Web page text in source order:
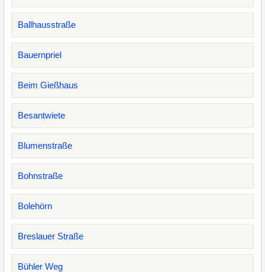
Ballhausstraße
Bauernpriel
Beim Gießhaus
Besantwiete
Blumenstraße
Bohnstraße
Bolehörn
Breslauer Straße
Bühler Weg